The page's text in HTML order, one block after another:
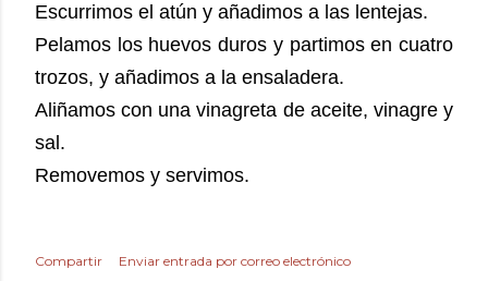
Escurrimos el atún y añadimos a las lentejas.
Pelamos los huevos duros y partimos en cuatro
trozos, y añadimos a la ensaladera.
Aliñamos con una vinagreta de aceite, vinagre y
sal.
Removemos y servimos.
Compartir
Enviar entrada por correo electrónico